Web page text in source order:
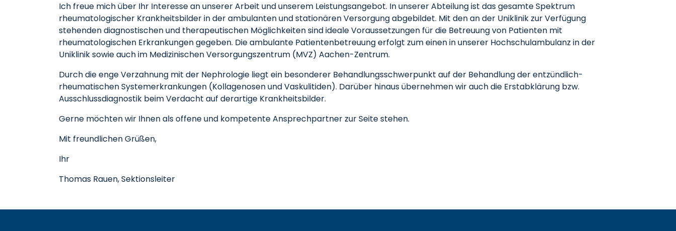
Ich freue mich über Ihr Interesse an unserer Arbeit und unserem Leistungsangebot. In unserer Abteilung ist das gesamte Spektrum
rheumatologischer Krankheitsbilder in der ambulanten und stationären Versorgung abgebildet. Mit den an der Uniklinik zur Verfügung
stehenden diagnostischen und therapeutischen Möglichkeiten sind ideale Voraussetzungen für die Betreuung von Patienten mit
rheumatologischen Erkrankungen gegeben. Die ambulante Patientenbetreuung erfolgt zum einen in unserer Hochschulambulanz in der
Uniklinik sowie auch im Medizinischen Versorgungszentrum (MVZ) Aachen-Zentrum.
Durch die enge Verzahnung mit der Nephrologie liegt ein besonderer Behandlungsschwerpunkt auf der Behandlung der entzündlich-
rheumatischen Systemerkrankungen (Kollagenosen und Vaskulitiden). Darüber hinaus übernehmen wir auch die Erstabklärung bzw.
Ausschlussdiagnostik beim Verdacht auf derartige Krankheitsbilder.
Gerne möchten wir Ihnen als offene und kompetente Ansprechpartner zur Seite stehen.
Mit freundlichen Grüßen,
Ihr
Thomas Rauen, Sektionsleiter